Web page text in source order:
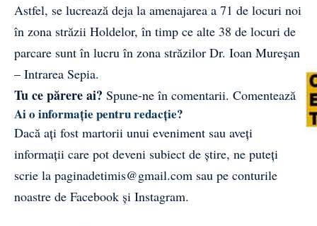
Astfel, se lucrează deja la amenajarea a 71 de locuri noi
în zona străzii Holdelor, în timp ce alte 38 de locuri de
parcare sunt în lucru în zona străzilor Dr. Ioan Mureșan
– Intrarea Sepia.
Tu ce părere ai? Spune-ne în comentarii. Comentează
Ai o informație pentru redacție?
Dacă ați fost martorii unui eveniment sau aveți
informații care pot deveni subiect de știre, ne puteți
scrie la paginadetimis@gmail.com sau pe conturile
noastre de Facebook și Instagram.